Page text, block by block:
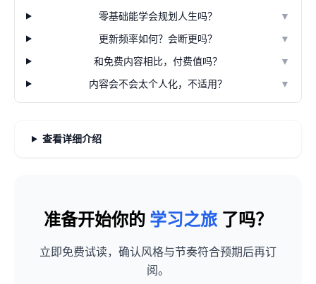
零基础能学会规划人生吗？
▼
更新频率如何？会断更吗？
▼
和免费内容相比，付费值吗？
▼
内容会不会太个人化，不适用？
▼
查看详细介绍
准备开始你的 学习之旅 了吗？
立即免费试读，确认风格与节奏符合预期后再订
阅。